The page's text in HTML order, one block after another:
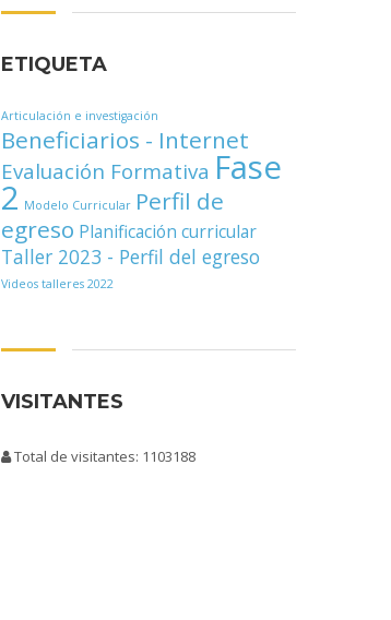
ETIQUETA
Articulación e investigación
Beneficiarios - Internet
Evaluación Formativa Fase
2 Modelo Curricular Perfil de
egreso Planificación curricular
Taller 2023 - Perfil del egreso
Videos talleres 2022
VISITANTES
Total de visitantes: 1103188